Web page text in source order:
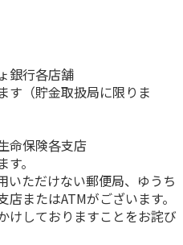
操
ト
ービス向上の取組み
行各店舗
貯金取扱局に限りま
保険各支店
。
ただけない郵便局、ゆうち
またはATMがございます。
けしておりますことをお詫び